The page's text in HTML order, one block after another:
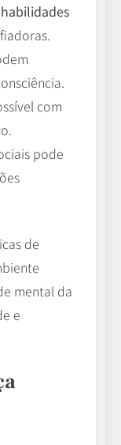
com
pode
de
mental da
e